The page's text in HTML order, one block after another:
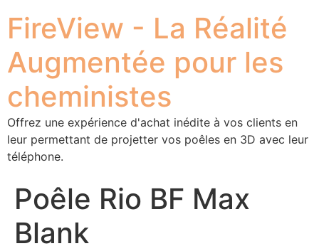
FireView - La Réalité
Augmentée pour les
cheministes
Offrez une expérience d'achat inédite à vos clients en
leur permettant de projetter vos poêles en 3D avec leur
téléphone.
Poêle Rio BF Max
Blank